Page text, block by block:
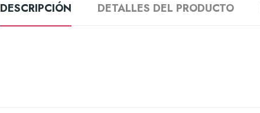
DESCRIPCIÓN DETALLES DEL PRODUCTO